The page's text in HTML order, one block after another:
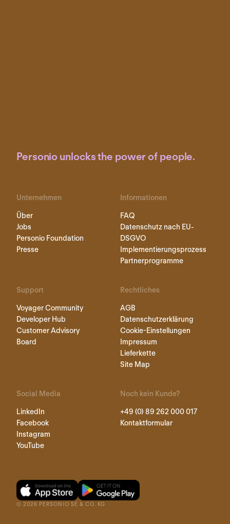
Personio unlocks the power of people.
Unternehmen
Über
Jobs
Personio Foundation
Presse
Informationen
FAQ
Datenschutz nach EU-
DSGVO
Implementierungsprozess
Partnerprogramme
Support
Voyager Community
Developer Hub
Customer Advisory
Board
Rechtliches
AGB
Datenschutzerklärung
Cookie-Einstellungen
Impressum
Lieferkette
Site Map
Social Media
LinkedIn
Facebook
Instagram
YouTube
Noch kein Kunde?
+49 (0) 89 262 000 017
Kontaktformular
© 2026 PERSONIO SE & CO. KG